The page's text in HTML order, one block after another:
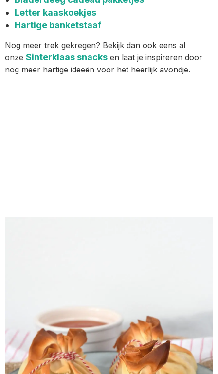
Letter kaaskoekjes
Hartige banketstaaf
Nog meer trek gekregen? Bekijk dan ook eens al
onze Sinterklaas snacks en laat je inspireren door
nog meer hartige ideeën voor het heerlijk avondje.